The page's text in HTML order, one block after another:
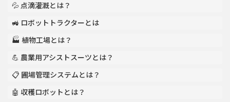
💦 点滴灌漑とは？
🚜 ロボットトラクターとは
🏭 植物工場とは？
💪 農業用アシストスーツとは？
📋 圃場管理システムとは？
🤖 収穫ロボットとは？